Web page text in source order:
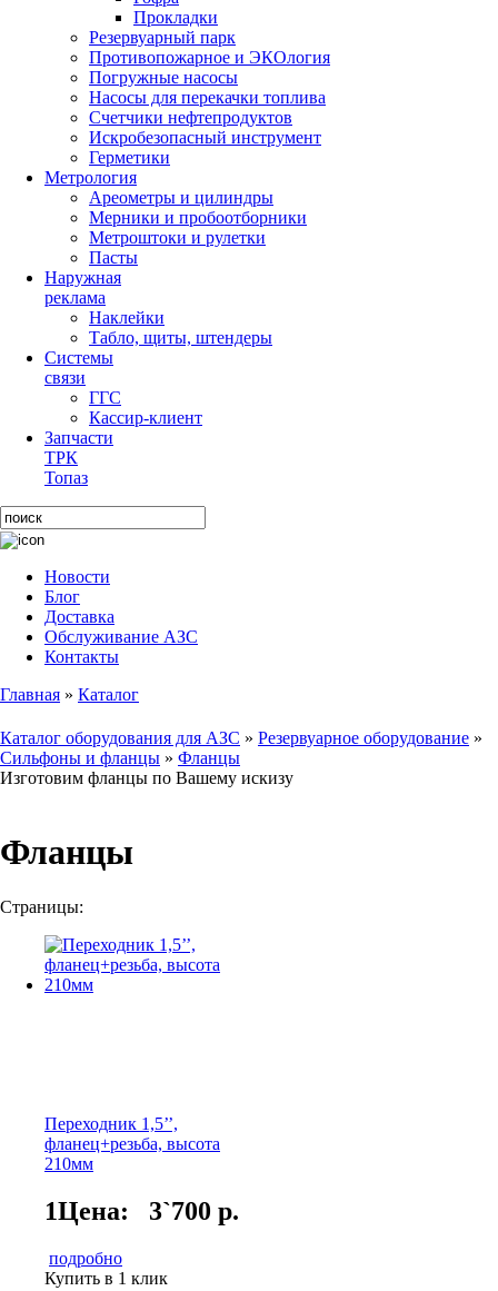
Прокладки
Резервуарный парк
Противопожарное и ЭКОлогия
Погружные насосы
Насосы для перекачки топлива
Счетчики нефтепродуктов
Искробезопасный инструмент
Герметики
Метрология
Ареометры и цилиндры
Мерники и пробоотборники
Метроштоки и рулетки
Пасты
Наружная
реклама
Наклейки
Табло, щиты, штендеры
Системы
связи
ГГС
Кассир-клиент
Запчасти
ТРК
Топаз
Новости
Блог
Доставка
Обслуживание АЗС
Контакты
Главная » Каталог
Каталог оборудования для АЗС » Резервуарное оборудование »
Сильфоны и фланцы » Фланцы
Изготовим фланцы по Вашему искизу
Фланцы
Страницы:
Переходник 1,5’’,
фланец+резьба, высота
210мм
1Цена: 3`700 р.
подробно
Купить в 1 клик